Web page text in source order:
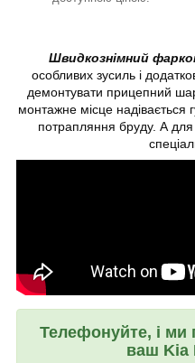
Швидкознімний
особливих зусиль і
демонтувати прицепний
монтажне місце надівається
потрапляння бруду. А для
Телефонуйте, і ми
ваш Kia